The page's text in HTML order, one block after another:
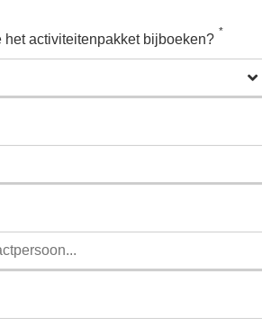
activiteitenpakket bijboeken? *